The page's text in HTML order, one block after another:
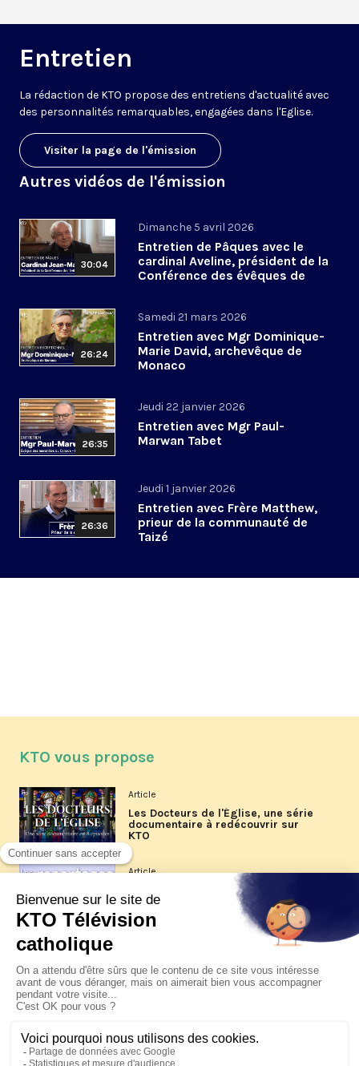
Entretien
La rédaction de KTO propose des entretiens d'actualité avec
des personnalités remarquables, engagées dans l'Eglise.
Visiter la page de l'émission
Autres vidéos de l'émission
30:04
Dimanche 5 avril 2026
Entretien de Pâques avec le
cardinal Aveline, président de la
Conférence des évêques de
26:24
Samedi 21 mars 2026
Entretien avec Mgr Dominique-
Marie David, archevêque de
Monaco
26:35
Jeudi 22 janvier 2026
Entretien avec Mgr Paul-
Marwan Tabet
26:36
Jeudi 1 janvier 2026
Entretien avec Frère Matthew,
prieur de la communauté de
Taizé
KTO vous propose
Article
Les Docteurs de l'Église, une série
documentaire à redécouvrir sur
KTO
Article
Les reportages d'été 2026 de KTO
La visite pastorale du pape Léon
XIV à Assise à suivre sur KTO le
jeudi 6 août
Le pape en Uruguay, Argentine et
Pérou du 6 au 17 novembre 2026